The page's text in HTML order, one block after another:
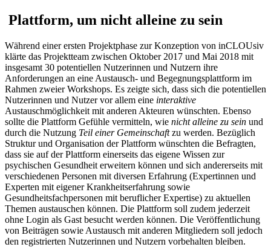
Plattform, um nicht alleine zu sein
Während einer ersten Projektphase zur Konzeption von inCLOUsiv
klärte das Projektteam zwischen Oktober 2017 und Mai 2018 mit
insgesamt 30 potentiellen Nutzerinnen und Nutzern ihre
Anforderungen an eine Austausch- und Begegnungsplattform im
Rahmen zweier Workshops. Es zeigte sich, dass sich die potentiellen
Nutzerinnen und Nutzer vor allem eine interaktive
Austauschmöglichkeit mit anderen Akteuren wünschten. Ebenso
sollte die Plattform Gefühle vermitteln, wie nicht alleine zu sein und
durch die Nutzung Teil einer Gemeinschaftzu werden. Bezüglich
Struktur und Organisation der Plattform wünschten die Befragten,
dass sie auf der Plattform einerseits das eigene Wissen zur
psychischen Gesundheit erweitern können und sich andererseits mit
verschiedenen Personen mit diversen Erfahrung (Expertinnen und
Experten mit eigener Krankheitserfahrung sowie
Gesundheitsfachpersonen mit beruflicher Expertise) zu aktuellen
Themen austauschen können. Die Plattform soll zudem jederzeit
ohne Login als Gast besucht werden können. Die Veröffentlichung
von Beiträgen sowie Austausch mit anderen Mitgliedern soll jedoch
den registrierten Nutzerinnen und Nutzern vorbehalten bleiben.